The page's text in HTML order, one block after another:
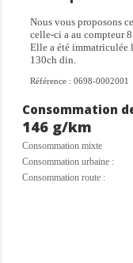
Nous vous proposons
celle-ci a au compteur
Elle a été immatriculée
130ch din.
Référence : 0698-0002001
Consommation
146 g/km
Consommation mixte
Consommation urbaine :
Consommation route :